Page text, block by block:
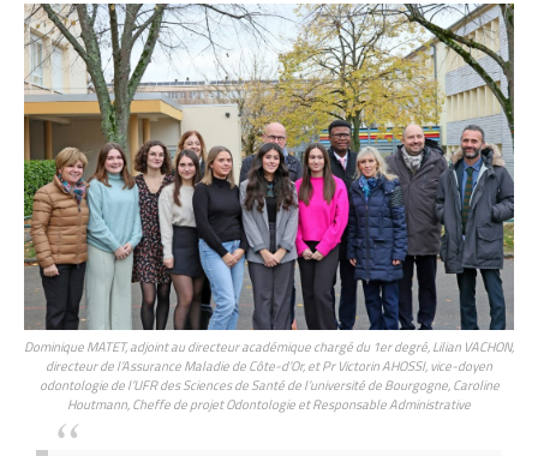
Dominique MATET, adjoint au directeur académique chargé du 1er degré, Lilian VACHON,
directeur de l’Assurance Maladie de Côte-d’Or, et Pr Victorin AHOSSI, vice-doyen
odontologie de l’UFR des Sciences de Santé de l’université de Bourgogne, Caroline
Houtmann, Cheffe de projet Odontologie et Responsable Administrative